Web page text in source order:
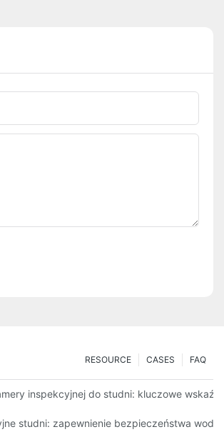
FAQ
CASES
RESOURCE
inspekcyjnej do studni: kluczowe
studni: zapewnienie bezpieczeństwa wody